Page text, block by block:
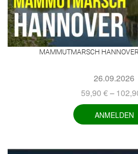
MAMMUTMARSCH
26.09.2026
59,90 € –
ANMELDEN